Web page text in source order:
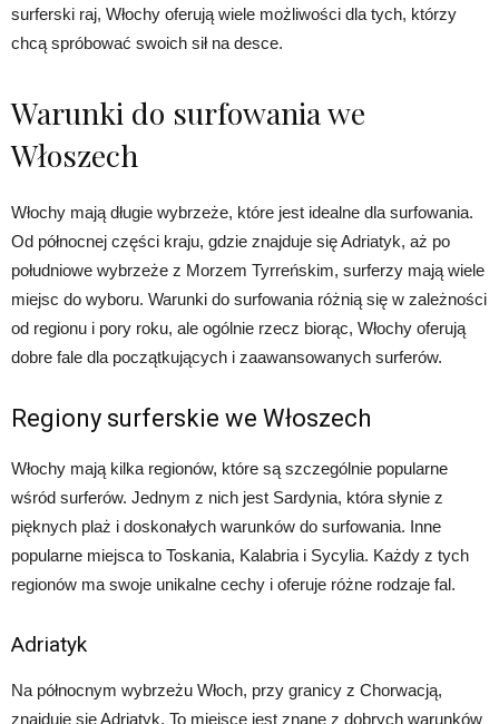
surferski raj, Włochy oferują wiele możliwości dla tych, którzy
chcą spróbować swoich sił na desce.
Warunki do surfowania we
Włoszech
Włochy mają długie wybrzeże, które jest idealne dla surfowania.
Od północnej części kraju, gdzie znajduje się Adriatyk, aż po
południowe wybrzeże z Morzem Tyrreńskim, surferzy mają wiele
miejsc do wyboru. Warunki do surfowania różnią się w zależności
od regionu i pory roku, ale ogólnie rzecz biorąc, Włochy oferują
dobre fale dla początkujących i zaawansowanych surferów.
Regiony surferskie we Włoszech
Włochy mają kilka regionów, które są szczególnie popularne
wśród surferów. Jednym z nich jest Sardynia, która słynie z
pięknych plaż i doskonałych warunków do surfowania. Inne
popularne miejsca to Toskania, Kalabria i Sycylia. Każdy z tych
regionów ma swoje unikalne cechy i oferuje różne rodzaje fal.
Adriatyk
Na północnym wybrzeżu Włoch, przy granicy z Chorwacją,
znajduje się Adriatyk. To miejsce jest znane z dobrych warunków